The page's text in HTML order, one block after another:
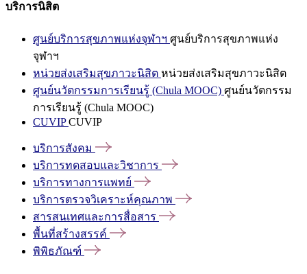
บริการนิสิต
ศูนย์บริการสุขภาพแห่งจุฬาฯ ศูนย์บริการสุขภาพแห่ง
จุฬาฯ
หน่วยส่งเสริมสุขภาวะนิสิต หน่วยส่งเสริมสุขภาวะนิสิต
ศูนย์นวัตกรรมการเรียนรู้ (Chula MOOC) ศูนย์นวัตกรรม
การเรียนรู้ (Chula MOOC)
CUVIPCUVIP
บริการสังคม
บริการทดสอบและวิชาการ
บริการทางการแพทย์
บริการตรวจวิเคราะห์คุณภาพ
สารสนเทศและการสื่อสาร
พื้นที่สร้างสรรค์
พิพิธภัณฑ์